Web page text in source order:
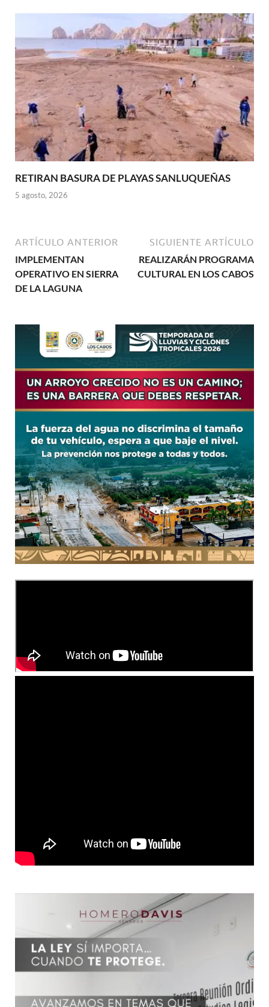
RETIRAN BASURA DE PLAYAS SANLUQUEÑAS
5 agosto, 2026
ARTÍCULO ANTERIOR
IMPLEMENTAN
OPERATIVO EN SIERRA
DE LA LAGUNA
SIGUIENTE ARTÍCULO
REALIZARÁN PROGRAMA
CULTURAL EN LOS CABOS